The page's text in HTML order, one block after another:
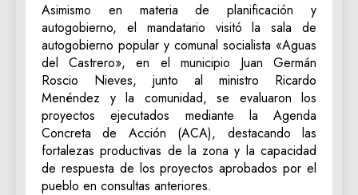
‎Asimismo en materia de planificación y
autogobierno, el mandatario visitó la sala de
autogobierno popular y comunal socialista «Aguas
del Castrero», en el municipio Juan Germán
Roscio Nieves, junto al ministro Ricardo
Menéndez y la comunidad, se evaluaron los
proyectos ejecutados mediante la Agenda
Concreta de Acción (ACA), destacando las
fortalezas productivas de la zona y la capacidad
de respuesta de los proyectos aprobados por el
pueblo en consultas anteriores.